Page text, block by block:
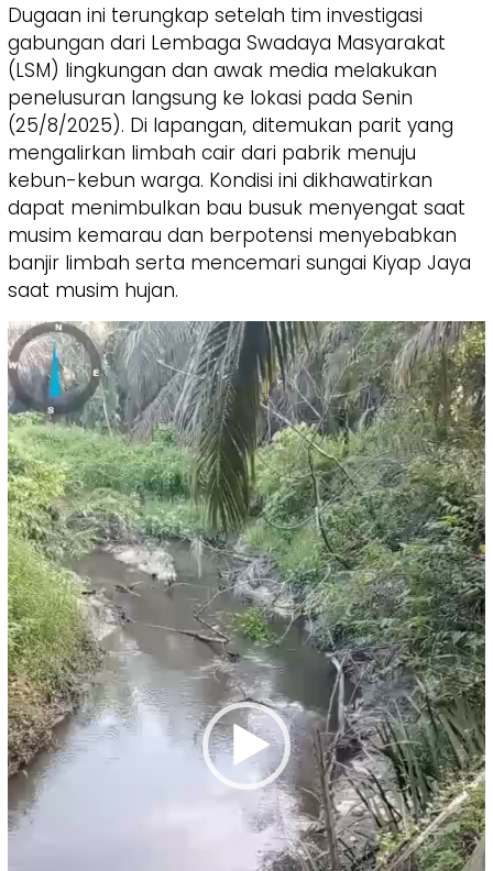
Dugaan ini terungkap setelah tim investigasi
gabungan dari Lembaga Swadaya Masyarakat
(LSM) lingkungan dan awak media melakukan
penelusuran langsung ke lokasi pada Senin
(25/8/2025). Di lapangan, ditemukan parit yang
mengalirkan limbah cair dari pabrik menuju
kebun-kebun warga. Kondisi ini dikhawatirkan
dapat menimbulkan bau busuk menyengat saat
musim kemarau dan berpotensi menyebabkan
banjir limbah serta mencemari sungai Kiyap Jaya
saat musim hujan.
Pemutar
Video